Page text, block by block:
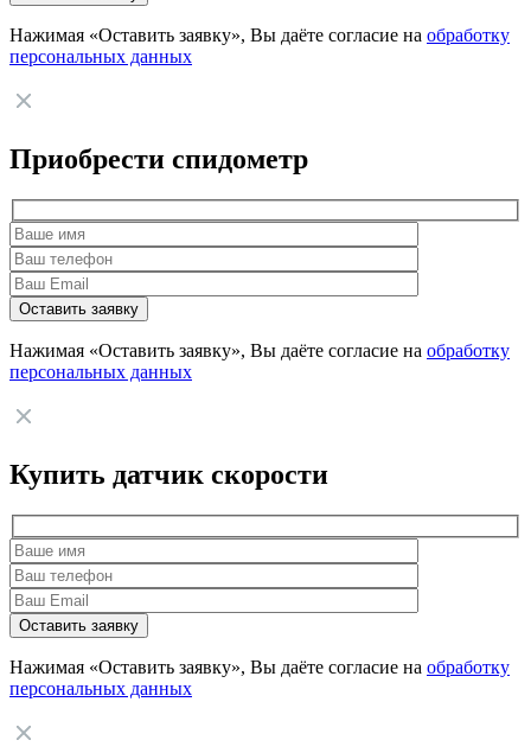
Нажимая «Оставить заявку», Вы даёте согласие на обработку
персональных данных
Приобрести спидометр
Нажимая «Оставить заявку», Вы даёте согласие на обработку
персональных данных
Купить датчик скорости
Нажимая «Оставить заявку», Вы даёте согласие на обработку
персональных данных